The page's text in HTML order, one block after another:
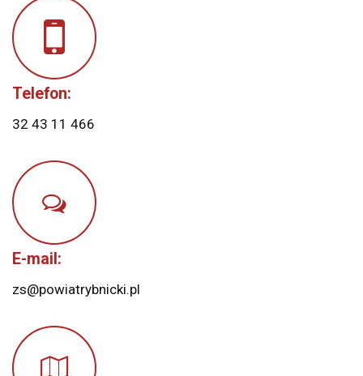
Telefon:
32 43 11 466
E-mail:
zs@powiatrybnicki.pl